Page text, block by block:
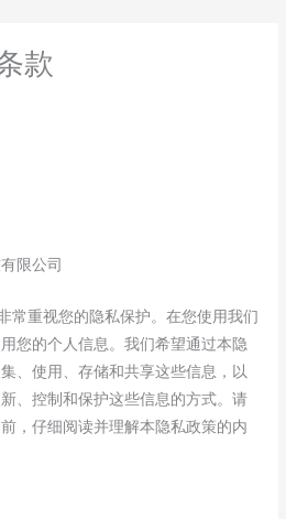
款
限公司
常重视您的隐私保护。在您使用我们
您的个人信息。我们希望通过本隐
、使用、存储和共享这些信息，以
、控制和保护这些信息的方式。请
，仔细阅读并理解本隐私政策的内